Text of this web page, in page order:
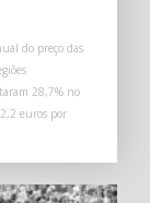
do preço das
28,7% no
euros por